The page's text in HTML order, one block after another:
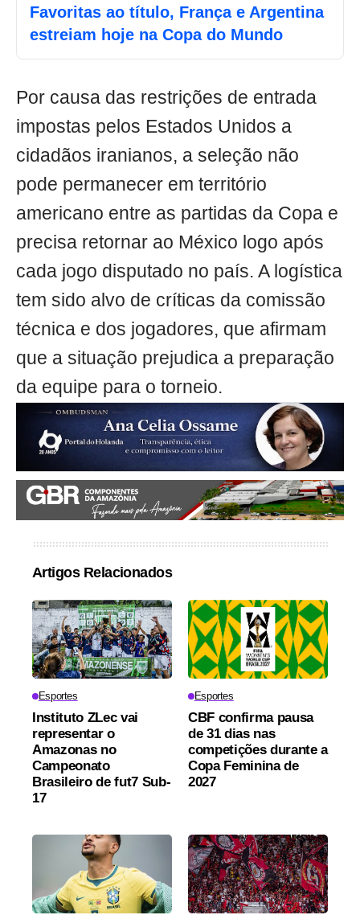
Favoritas ao título, França e Argentina
estreiam hoje na Copa do Mundo
Por causa das restrições de entrada
impostas pelos Estados Unidos a
cidadãos iranianos, a seleção não
pode permanecer em território
americano entre as partidas da Copa e
precisa retornar ao México logo após
cada jogo disputado no país. A logística
tem sido alvo de críticas da comissão
técnica e dos jogadores, que afirmam
que a situação prejudica a preparação
da equipe para o torneio.
Artigos Relacionados
Esportes
Instituto ZLec vai
representar o
Amazonas no
Campeonato
Brasileiro de fut7 Sub-
17
Esportes
CBF confirma pausa
de 31 dias nas
competições durante a
Copa Feminina de
2027